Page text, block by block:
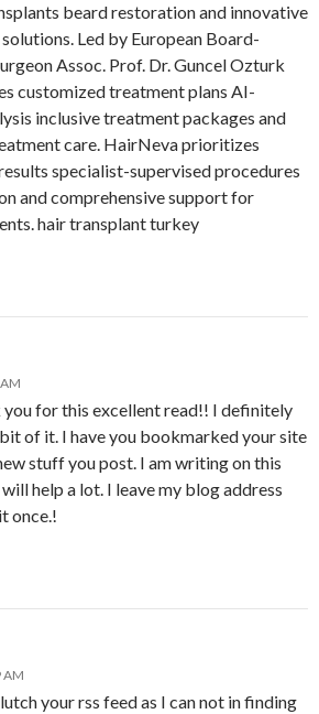
beard restoration and innovative
Led by European Board-
Assoc. Prof. Dr. Guncel Ozturk
customized treatment plans AI-
inclusive treatment packages and
care. HairNeva prioritizes
specialist-supervised procedures
and comprehensive support for
hair transplant turkey
for this excellent read!! I definitely
of it. I have you bookmarked your site
stuff you post. I am writing on this
help a lot. I leave my blog address
once.!
AM
your rss feed as I can not in finding